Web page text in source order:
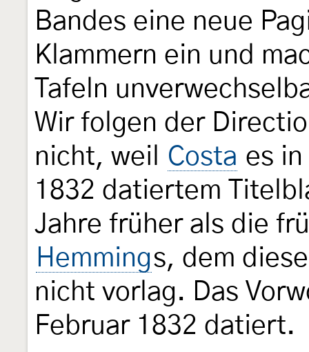
Bandes eine neue
Klammern ein und
Tafeln
Wir folgen der
nicht, weil
Costa es
1832 datiertem
Jahre früher als die
Hemmings, dem
nicht vorlag. Das
Februar 1832 datiert.